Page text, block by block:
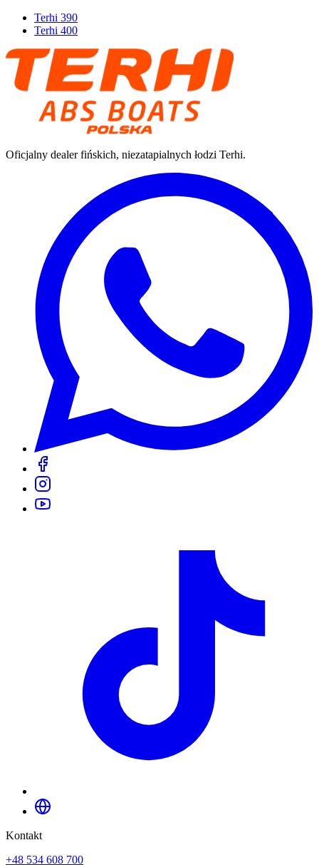
Terhi 390
Terhi 400
Oficjalny dealer fińskich, niezatapialnych łodzi Terhi.
Kontakt
+48 534 608 700